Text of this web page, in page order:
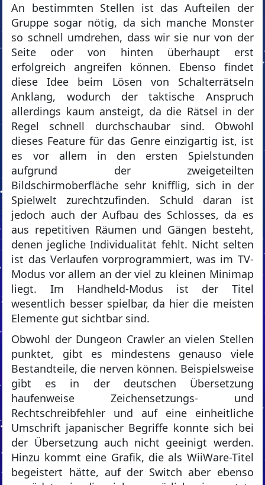
An bestimmten Stellen ist das Aufteilen der
Gruppe sogar nötig, da sich manche Monster
so schnell umdrehen, dass wir sie nur von der
Seite oder von hinten überhaupt erst
erfolgreich angreifen können. Ebenso findet
diese Idee beim Lösen von Schalterrätseln
Anklang, wodurch der taktische Anspruch
allerdings kaum ansteigt, da die Rätsel in der
Regel schnell durchschaubar sind. Obwohl
dieses Feature für das Genre einzigartig ist, ist
es vor allem in den ersten Spielstunden
aufgrund der zweigeteilten
Bildschirmoberfläche sehr knifflig, sich in der
Spielwelt zurechtzufinden. Schuld daran ist
jedoch auch der Aufbau des Schlosses, da es
aus repetitiven Räumen und Gängen besteht,
denen jegliche Individualität fehlt. Nicht selten
ist das Verlaufen vorprogrammiert, was im TV-
Modus vor allem an der viel zu kleinen Minimap
liegt. Im Handheld-Modus ist der Titel
wesentlich besser spielbar, da hier die meisten
Elemente gut sichtbar sind.
Obwohl der Dungeon Crawler an vielen Stellen
punktet, gibt es mindestens genauso viele
Bestandteile, die nerven können. Beispielsweise
gibt es in der deutschen Übersetzung
haufenweise Zeichensetzungs- und
Rechtschreibfehler und auf eine einheitliche
Umschrift japanischer Begriffe konnte sich bei
der Übersetzung auch nicht geeinigt werden.
Hinzu kommt eine Grafik, die als WiiWare-Titel
begeistert hätte, auf der Switch aber ebenso